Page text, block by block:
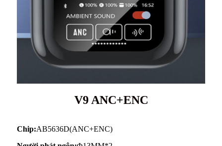
V9 ANC+ENC
Chip:AB5636D(ANC+ENC)